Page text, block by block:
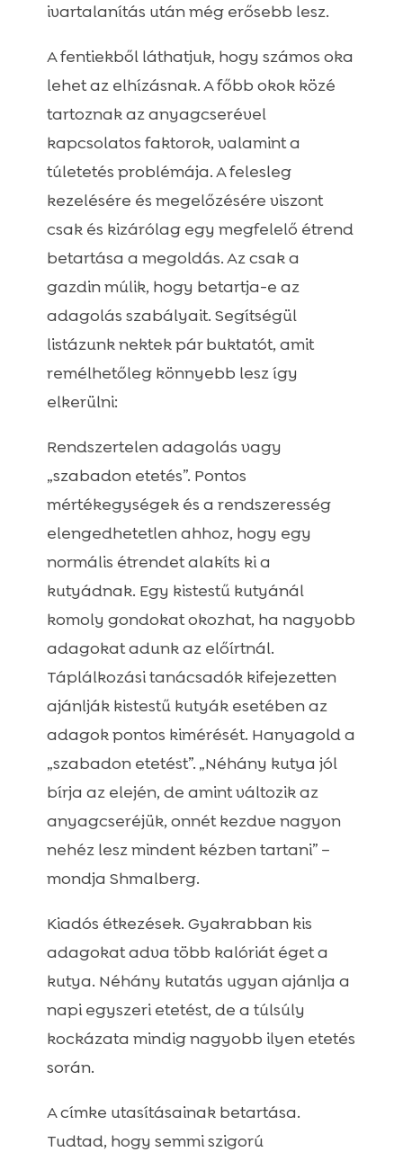
ivartalanítás után még erősebb lesz.
A fentiekből láthatjuk, hogy számos oka
lehet az elhízásnak. A főbb okok közé
tartoznak az anyagcserével
kapcsolatos faktorok, valamint a
túletetés problémája. A felesleg
kezelésére és megelőzésére viszont
csak és kizárólag egy megfelelő étrend
betartása a megoldás. Az csak a
gazdin múlik, hogy betartja-e az
adagolás szabályait. Segítségül
listázunk nektek pár buktatót, amit
remélhetőleg könnyebb lesz így
elkerülni:
Rendszertelen adagolás vagy
„szabadon etetés”. Pontos
mértékegységek és a rendszeresség
elengedhetetlen ahhoz, hogy egy
normális étrendet alakíts ki a
kutyádnak. Egy kistestű kutyánál
komoly gondokat okozhat, ha nagyobb
adagokat adunk az előírtnál.
Táplálkozási tanácsadók kifejezetten
ajánlják kistestű kutyák esetében az
adagok pontos kimérését. Hanyagold a
„szabadon etetést”. „Néhány kutya jól
bírja az elején, de amint változik az
anyagcseréjük, onnét kezdve nagyon
nehéz lesz mindent kézben tartani” –
mondja Shmalberg.
Kiadós étkezések. Gyakrabban kis
adagokat adva több kalóriát éget a
kutya. Néhány kutatás ugyan ajánlja a
napi egyszeri etetést, de a túlsúly
kockázata mindig nagyobb ilyen etetés
során.
A címke utasításainak betartása.
Tudtad, hogy semmi szigorú